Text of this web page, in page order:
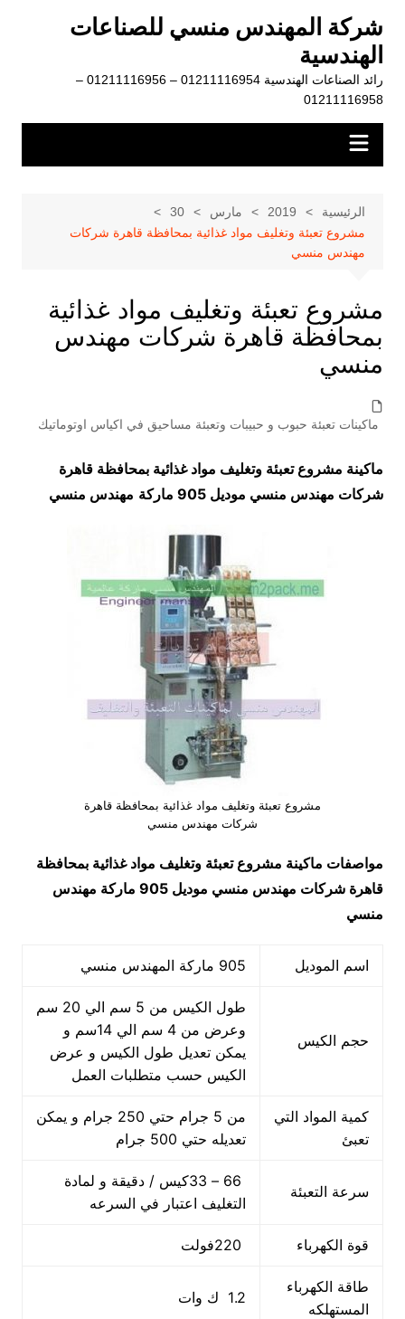
المحتوى
شركة المهندس منسي للصناعات
الهندسية
رائد الصناعات الهندسية 01211116954 – 01211116956 –
01211116958
الرئيسية 2019 مارس
30
مشروع تعبئة وتغليف مواد غذائية بمحافظة قاهرة شركات
مهندس منسي
مشروع تعبئة وتغليف مواد غذائية
بمحافظة قاهرة شركات مهندس
منسي
ماكينات تعبئة حبوب و حبيبات وتعبئة مساحيق في اكياس اوتوماتيك
ماكينة مشروع تعبئة وتغليف مواد غذائية بمحافظة قاهرة
شركات مهندس منسي موديل 905 ماركة
مهندس منسي
مشروع تعبئة وتغليف مواد غذائية بمحافظة قاهرة
شركات مهندس منسي
مواصفات ماكينة مشروع تعبئة وتغليف مواد غذائية بمحافظة
قاهرة شركات مهندس منسي
موديل 905 ماركة مهندس
منسي
اسم الموديل 905 ماركة المهندس منسي
حجم الكيس
طول الكيس من 5 سم الي 20 سم
وعرض من 4 سم الي 14سم و
يمكن تعديل طول الكيس و عرض
الكيس حسب متطلبات العمل
كمية المواد التي
تعبئ
من 5 جرام حتي 250 جرام و يمكن
تعديله حتي 500 جرام
سرعة التعبئة
66 – 33كيس / دقيقة و لمادة
التغليف اعتبار في السرعه
قوة الكهرباء
طاقة الكهرباء
المستهلكه
1.2 ك وات